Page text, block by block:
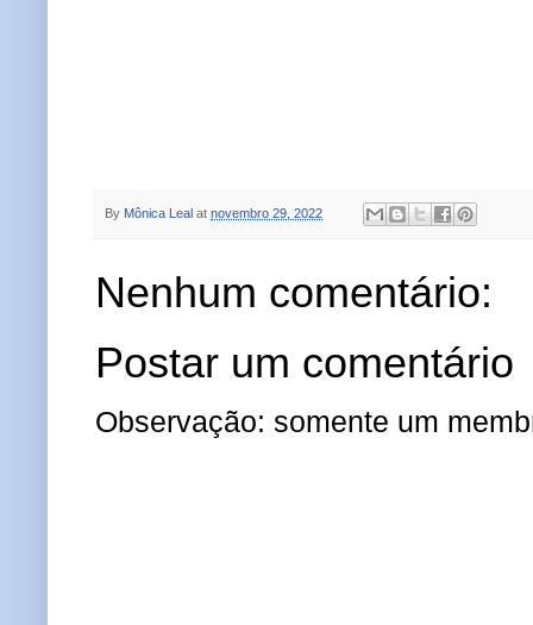
By Mônica Leal at novembro 29, 2022
Nenhum comentário:
Postar um comentário
Observação: somente um